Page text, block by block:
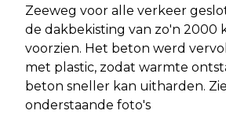
Zeeweg voor alle verkeer
de dakbekisting van zo'n 2000
voorzien. Het beton werd
met plastic, zodat warmte
beton sneller kan uitharden.
onderstaande foto's